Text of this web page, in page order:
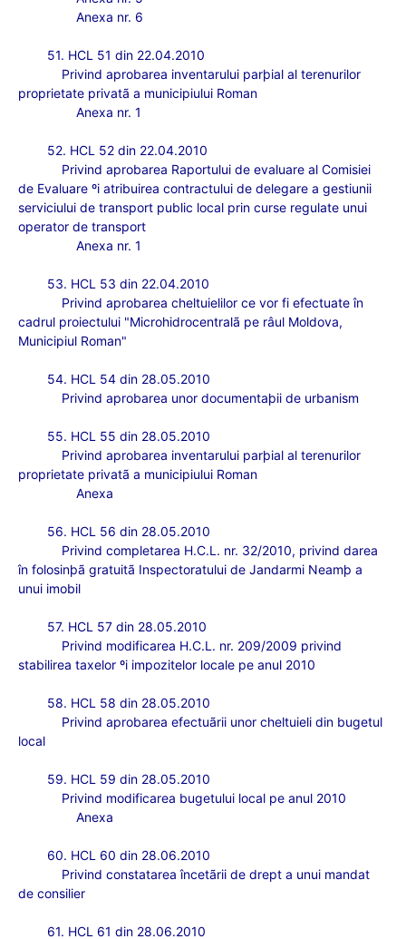
Anexa nr. 6
51. HCL 51 din 22.04.2010
Privind aprobarea inventarului parþial al terenurilor
proprietate privatã a municipiului Roman
Anexa nr. 1
52. HCL 52 din 22.04.2010
Privind aprobarea Raportului de evaluare al Comisiei
de Evaluare ºi atribuirea contractului de delegare a gestiunii
serviciului de transport public local prin curse regulate unui
operator de transport
Anexa nr. 1
53. HCL 53 din 22.04.2010
Privind aprobarea cheltuielilor ce vor fi efectuate în
cadrul proiectului "Microhidrocentralã pe râul Moldova,
Municipiul Roman"
54. HCL 54 din 28.05.2010
Privind aprobarea unor documentaþii de urbanism
55. HCL 55 din 28.05.2010
Privind aprobarea inventarului parþial al terenurilor
proprietate privatã a municipiului Roman
Anexa
56. HCL 56 din 28.05.2010
Privind completarea H.C.L. nr. 32/2010, privind darea
în folosinþã gratuitã Inspectoratului de Jandarmi Neamþ a
unui imobil
57. HCL 57 din 28.05.2010
Privind modificarea H.C.L. nr. 209/2009 privind
stabilirea taxelor ºi impozitelor locale pe anul 2010
58. HCL 58 din 28.05.2010
Privind aprobarea efectuãrii unor cheltuieli din bugetul
local
59. HCL 59 din 28.05.2010
Privind modificarea bugetului local pe anul 2010
Anexa
60. HCL 60 din 28.06.2010
Privind constatareaîncetãrii de drept a unui mandat
de consilier
61. HCL 61 din 28.06.2010